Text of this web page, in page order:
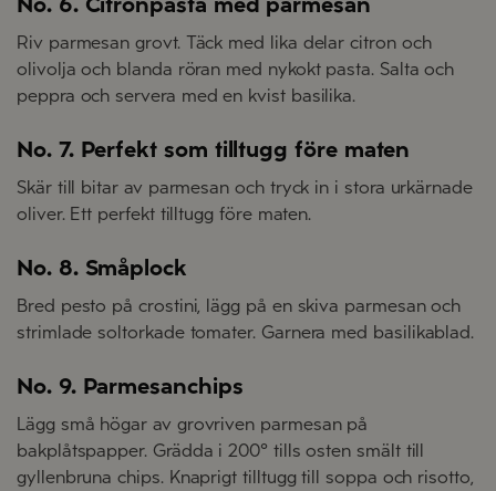
Riv parmesan grovt. Täck med lika delar citron och
olivolja och blanda röran med nykokt pasta. Salta och
peppra och servera med en kvist basilika.
No. 7. Perfekt som tilltugg före maten
Skär till bitar av parmesan och tryck in i stora urkärnade
oliver. Ett perfekt tilltugg före maten.
No. 8. Småplock
Bred pesto på crostini, lägg på en skiva parmesan och
strimlade soltorkade tomater. Garnera med basilikablad.
No. 9. Parmesanchips
Lägg små högar av grovriven parmesan på
bakplåtspapper. Grädda i 200° tills osten smält till
gyllenbruna chips. Knaprigt tilltugg till soppa och risotto,